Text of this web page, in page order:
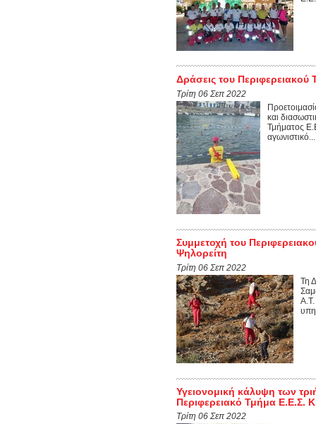
Δράσεις του
Τρίτη 06 Σεπ 2022
και
Τμήματος
αγωνιστικό...
Συμμετοχή του
Ψηλορείτη
Τρίτη 06 Σεπ 2022
Τη
Α.Τ.
Υγειονομική κάλυψη των
Περιφερειακό Τμήμα Ε.Ε.Σ.
Τρίτη 06 Σεπ 2022